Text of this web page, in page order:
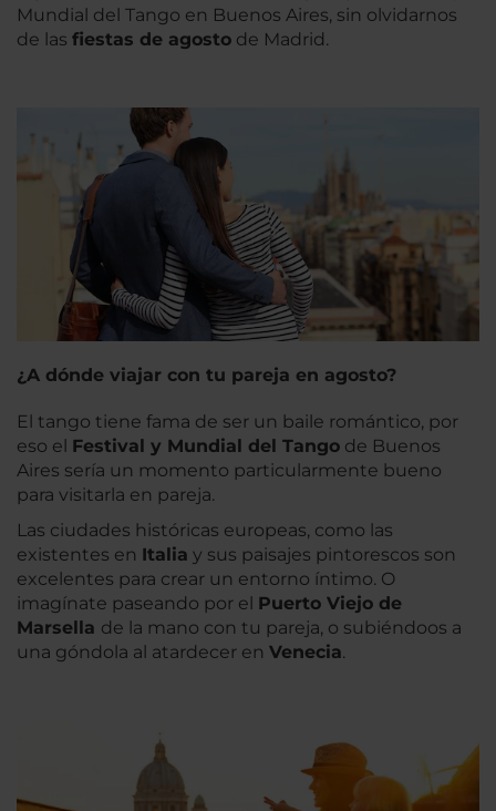
Mundial del Tango en Buenos Aires, sin olvidarnos
de las fiestas de agosto de Madrid.
¿A dónde viajar con tu pareja en agosto?
El tango tiene fama de ser un baile romántico, por
eso el Festival y Mundial del Tango de Buenos
Aires sería un momento particularmente bueno
para visitarla en pareja.
Las ciudades históricas europeas, como las
existentes en Italia y sus paisajes pintorescos son
excelentes para crear un entorno íntimo. O
imagínate paseando por el Puerto Viejo de
Marsella de la mano con tu pareja, o subiéndoos a
una góndola al atardecer en Venecia.